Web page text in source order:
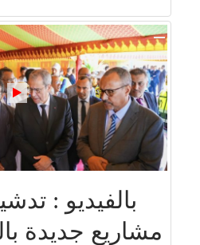
بالفيديو :
مشاريع جديدة